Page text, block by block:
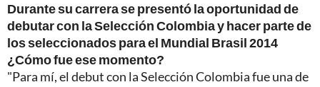
Durante su carrera se presentó la oportunidad de
debutar con la Selección Colombia y hacer parte de
los seleccionados para el Mundial Brasil 2014
¿Cómo fue ese momento?
"Para mí, el debut con la Selección Colombia fue una de